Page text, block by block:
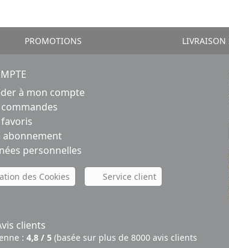
PROMOTIONS LIVRAISON
à mon compte
abonnement
personnelles
des Cookies Service client
clients
: 4,8 / 5 (basée sur plus de 8000 avis clients